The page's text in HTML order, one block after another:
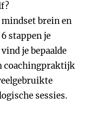
mindset brein en
stappen je
je bepaalde
coachingpraktijk
sessies.